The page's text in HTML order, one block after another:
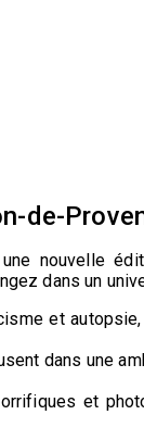
de-
nouvelle
dans un
et
dans une
et